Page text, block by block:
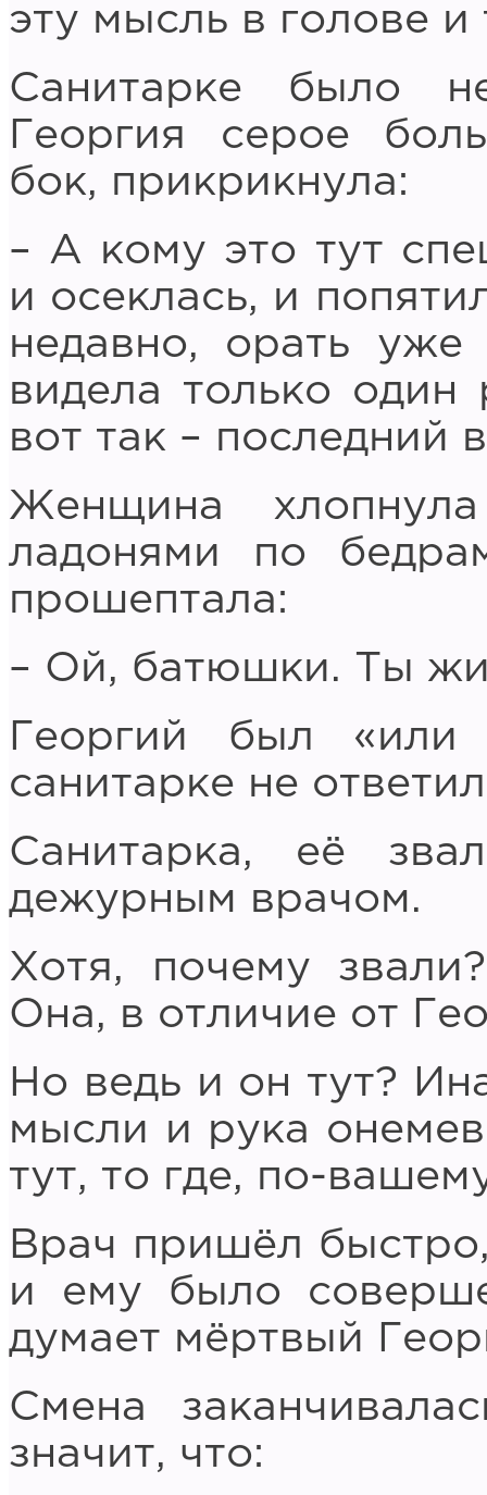
эту мысль в голове и
Санитарке было
Георгия серое
бок, прикрикнула:
– А кому это тут
и осеклась, и
недавно, орать уже
видела только один
вот так – последний
Женщина
ладонями по
прошептала:
– Ой, батюшки. Ты
Георгий был
санитарке не
Санитарка, её
дежурным врачом.
Хотя, почему
Она, в отличие от
Но ведь и он тут?
мысли и рука
тут, то где, по-
Врач пришёл
и ему было
думает мёртвый
Смена
значит, что: